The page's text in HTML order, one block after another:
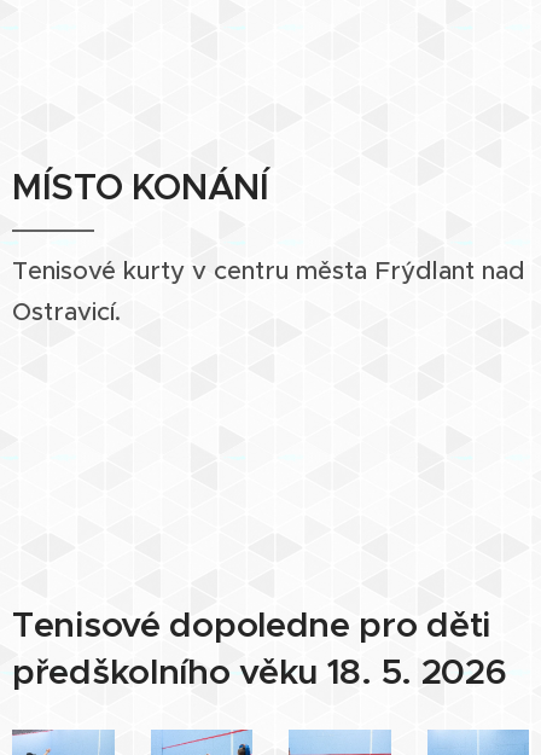
MÍSTO KONÁNÍ
Tenisové kurty v centru města Frýdlant nad
Ostravicí.
Tenisové dopoledne pro děti
předškolního věku 18. 5. 2026